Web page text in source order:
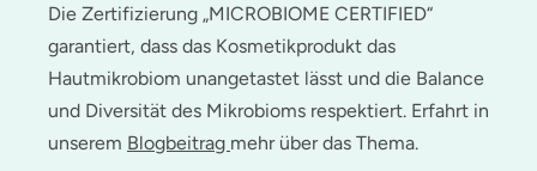
Die Zertifizierung „MICROBIOME CERTIFIED“
garantiert, dass das Kosmetikprodukt das
Hautmikrobiom unangetastet lässt und die Balance
und Diversität des Mikrobioms respektiert. Erfahrt in
unserem Blogbeitrag mehr über das Thema.